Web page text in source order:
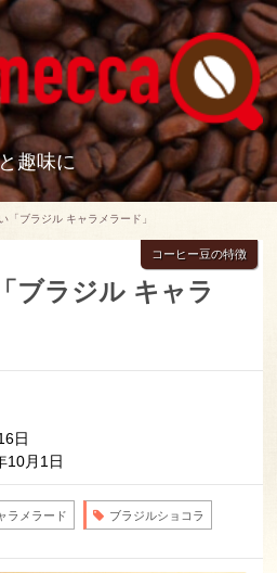
趣味に
「ブラジル キャラメラード」
ブラジル キャラ
コーヒー豆の特徴
日
10月1日
ラメラード ブラジルショコラ